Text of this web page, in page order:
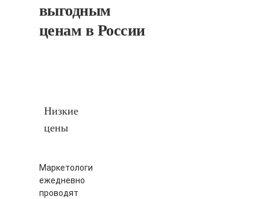
выгодным
ценам в России
Низкие
цены
Маркетологи
ежедневно
проводят